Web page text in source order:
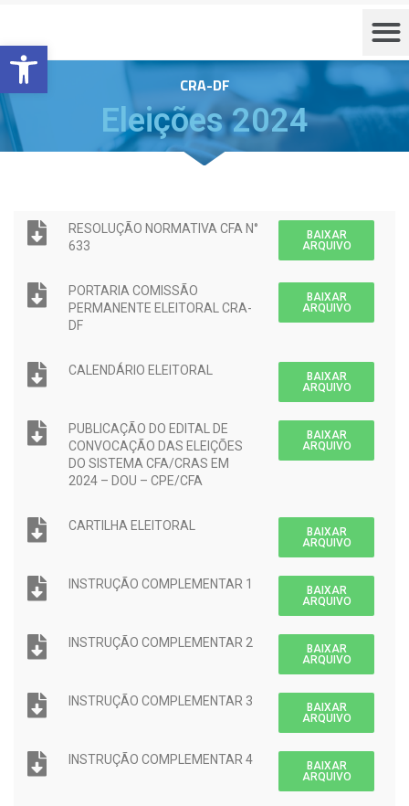
Barra de Ferramentas Aberta
CRA-DF
Eleições 2024
RESOLUÇÃO NORMATIVA CFA N°
633
BAIXAR
ARQUIVO
PORTARIA COMISSÃO
PERMANENTE ELEITORAL CRA-
DF
BAIXAR
ARQUIVO
CALENDÁRIO ELEITORAL
BAIXAR
ARQUIVO
PUBLICAÇÃO DO EDITAL DE
CONVOCAÇÃO DAS ELEIÇÕES
DO SISTEMA CFA/CRAS EM
2024 – DOU – CPE/CFA
BAIXAR
ARQUIVO
CARTILHA ELEITORAL
BAIXAR
ARQUIVO
INSTRUÇÃO COMPLEMENTAR 1
BAIXAR
ARQUIVO
INSTRUÇÃO COMPLEMENTAR 2
BAIXAR
ARQUIVO
INSTRUÇÃO COMPLEMENTAR 3
BAIXAR
ARQUIVO
INSTRUÇÃO COMPLEMENTAR 4
BAIXAR
ARQUIVO